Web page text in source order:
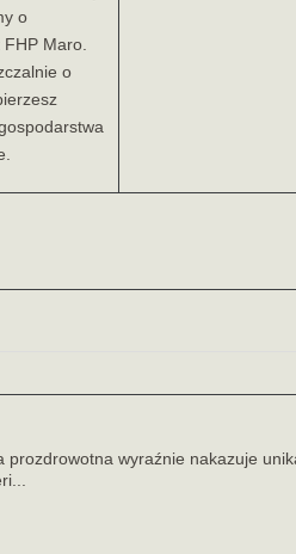
o
FHP Maro.
o
wyraźnie nakazuje